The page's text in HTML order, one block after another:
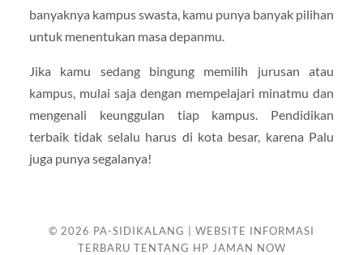
banyaknya kampus swasta, kamu punya banyak pilihan
untuk menentukan masa depanmu.
Jika kamu sedang bingung memilih jurusan atau
kampus, mulai saja dengan mempelajari minatmu dan
mengenali keunggulan tiap kampus. Pendidikan
terbaik tidak selalu harus di kota besar, karena Palu
juga punya segalanya!
© 2026 PA-SIDIKALANG | WEBSITE INFORMASI
TERBARU TENTANG HP JAMAN NOW